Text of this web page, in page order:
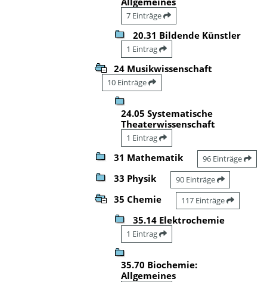
7 Einträge
20.31 Bildende Künstler
1 Eintrag
24 Musikwissenschaft
10 Einträge
24.05 Systematische
Theaterwissenschaft
1 Eintrag
31 Mathematik 96 Einträge
33 Physik 90 Einträge
35 Chemie 117 Einträge
35.14 Elektrochemie
1 Eintrag
35.70 Biochemie:
Allgemeines